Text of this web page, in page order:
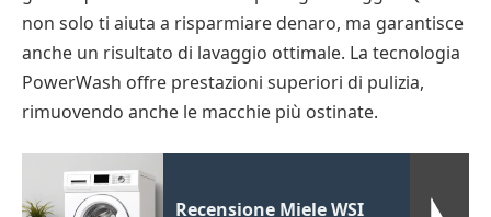
non solo ti aiuta a risparmiare denaro, ma garantisce
anche un risultato di lavaggio ottimale. La tecnologia
PowerWash offre prestazioni superiori di pulizia,
rimuovendo anche le macchie più ostinate.
Recensione Miele WSI